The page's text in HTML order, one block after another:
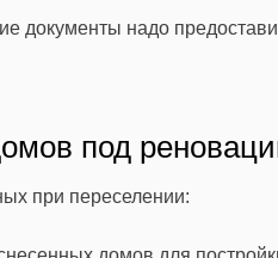
документы надо
под
при переселении: